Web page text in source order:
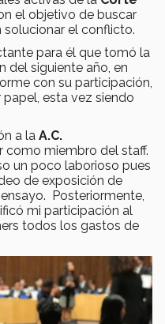
el objetivo de buscar
solucionar el conflicto.
para él que tomó la
del siguiente año, en
con su participación,
papel, esta vez siendo
a la A.C.
como miembro del staff.
un poco laborioso pues
de exposición de
Posteriormente,
mi participación al
todos los gastos de